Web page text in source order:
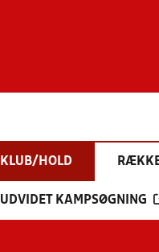
KLUB/HOLD
UDVIDET KAMPSØGNING